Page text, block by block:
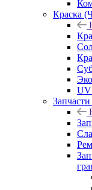
Краска
UV
Запчасти